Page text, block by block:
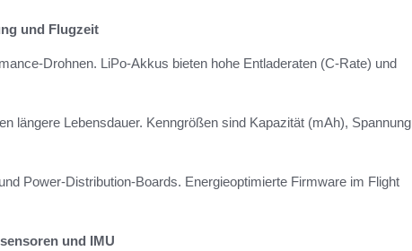
und Flugzeit
Drohnen. LiPo-Akkus bieten hohe Entladeraten (C-Rate) und
längere Lebensdauer. Kenngrößen sind Kapazität (mAh), Spannung
Power-Distribution-Boards. Energieoptimierte Firmware im Flight
und IMU